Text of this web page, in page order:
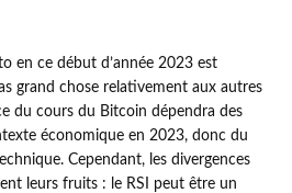
en ce début d’année 2023 est
grand chose relativement aux autres
du cours du Bitcoin dépendra des
économique en 2023, donc du
Cependant, les divergences
leurs fruits : le RSI peut être un